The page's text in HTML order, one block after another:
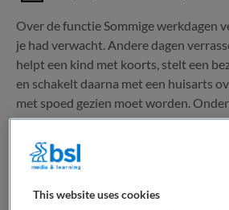
Over de functie Sommige werkdagen
je had verwacht. Andere dagen
helpt een kind met koorts, stelt een
en schakelt daarna met een huisarts
met spoed gezien moet worden.
Bekijk vacature
This website uses cookies